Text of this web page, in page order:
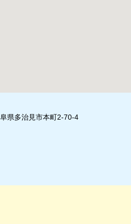
県多治見市本町2-70-4